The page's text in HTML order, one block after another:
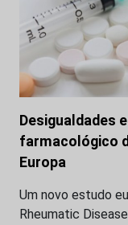
Desigualdades
farmacológico
Europa
Um novo estudo
Rheumatic